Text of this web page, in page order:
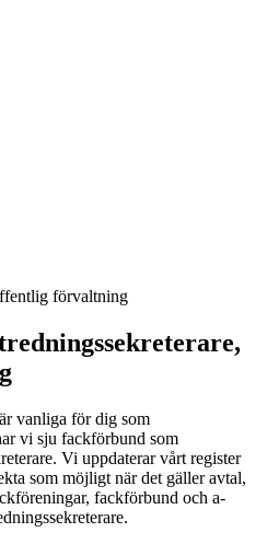
förvaltning
vanliga för dig som
vi sju fackförbund som
Vi uppdaterar vårt register
som möjligt när det gäller avtal,
fackförbund och a-